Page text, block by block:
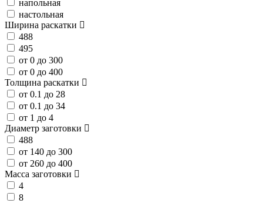
напольная
настольная
Ширина раскатки
488
495
от 0 до 300
от 0 до 400
Толщина раскатки
от 0.1 до 28
от 0.1 до 34
от 1 до 4
Диаметр заготовки
488
от 140 до 300
от 260 до 400
Масса заготовки
4
8